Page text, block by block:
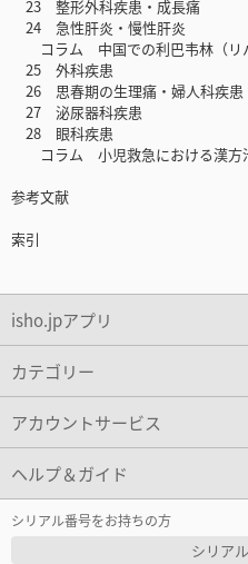
23 整形外科疾患・成長痛
24 急性肝炎・慢性肝炎
コラム 中国での利巴韦林（リ
25 外科疾患
26 思春期の生理痛・婦人科疾患
27 泌尿器科疾患
28 眼科疾患
コラム 小児救急における漢方
参考文献
索引
isho.jpアプリ
カテゴリー
アカウントサービス
ヘルプ＆ガイド
シリアル番号をお持ちの方
シリア